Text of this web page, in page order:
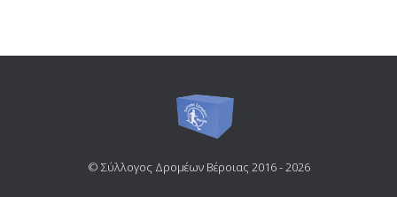
© Σύλλογος Δρομέων Βέροιας 2016 - 2026